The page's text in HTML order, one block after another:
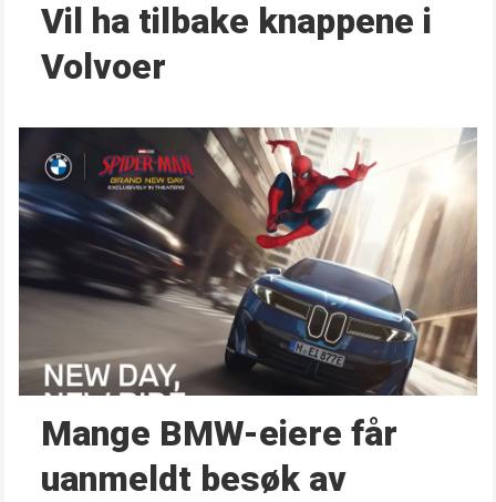
Vil ha tilbake knappene i
Volvoer
Mange BMW-eiere får
uanmeldt besøk av